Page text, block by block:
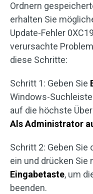
Ordnern
erhalten Sie
Update-Fehler
verursachte
diese Schritte:
Schritt 1: Geben Sie
Windows-
auf die höchste
Als Administrator
Schritt 2: Geben
ein und drücken Sie
Eingabetaste, um
beenden.